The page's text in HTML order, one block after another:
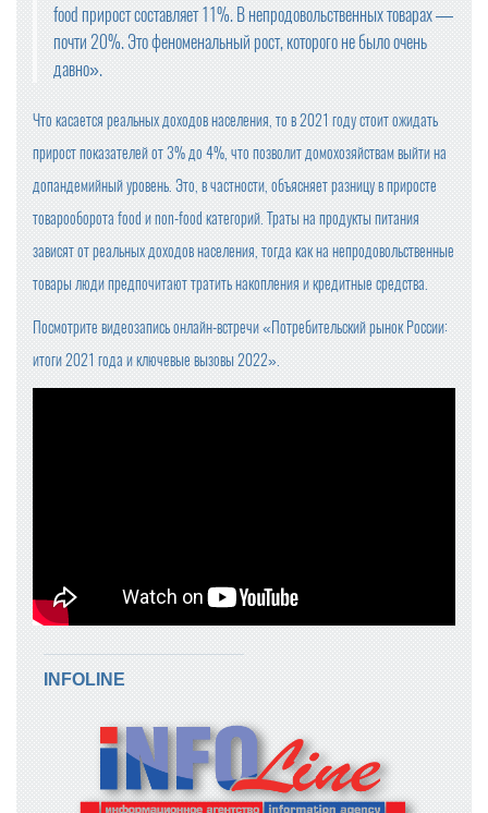
food прирост составляет 11%. В непродовольственных товарах —
почти 20%. Это феноменальный рост, которого не было очень
давно».
Что касается реальных доходов населения, то в 2021 году стоит ожидать
прирост показателей от 3% до 4%, что позволит домохозяйствам выйти на
допандемийный уровень. Это, в частности, объясняет разницу в приросте
товарооборота food и non-food категорий. Траты на продукты питания
зависят от реальных доходов населения, тогда как на непродовольственные
товары люди предпочитают тратить накопления и кредитные средства.
Посмотрите видеозапись онлайн-встречи «Потребительский рынок России:
итоги 2021 года и ключевые вызовы 2022».
INFOLINE